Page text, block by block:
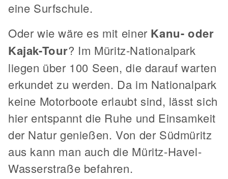
eine Surfschule.
Oder wie wäre es mit einer Kanu- oder
Kajak-Tour? Im Müritz-Nationalpark
liegen über 100 Seen, die darauf warten
erkundet zu werden. Da im Nationalpark
keine Motorboote erlaubt sind, lässt sich
hier entspannt die Ruhe und Einsamkeit
der Natur genießen. Von der Südmüritz
aus kann man auch die Müritz-Havel-
Wasserstraße befahren.